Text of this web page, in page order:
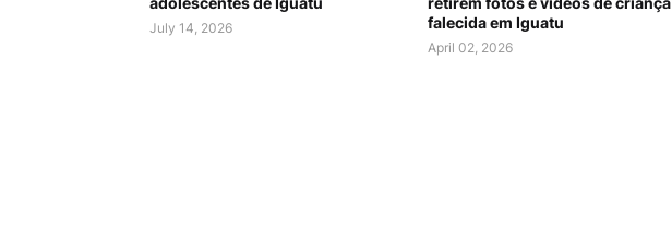
July 14, 2026
falecida em Iguatu
April 02, 2026